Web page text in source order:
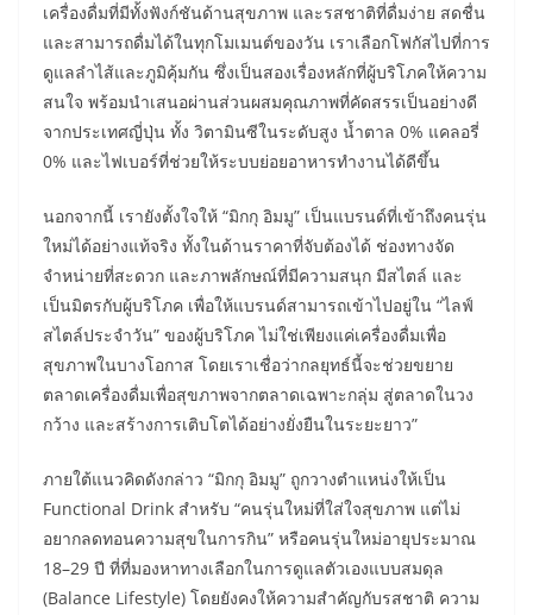
เครื่องดื่มที่มีทั้งฟังก์ชันด้านสุขภาพ และรสชาติที่ดื่มง่าย สดชื่น
และสามารถดื่มได้ในทุกโมเมนต์ของวัน เราเลือกโฟกัสไปที่การ
ดูแลลำไส้และภูมิคุ้มกัน ซึ่งเป็นสองเรื่องหลักที่ผู้บริโภคให้ความ
สนใจ พร้อมนำเสนอผ่านส่วนผสมคุณภาพที่คัดสรรเป็นอย่างดี
จากประเทศญี่ปุ่น ทั้ง วิตามินซีในระดับสูง น้ำตาล 0% แคลอรี่
0% และไฟเบอร์ที่ช่วยให้ระบบย่อยอาหารทำงานได้ดีขึ้น
นอกจากนี้ เรายังตั้งใจให้ “มิกกุ อิมมู” เป็นแบรนด์ที่เข้าถึงคนรุ่น
ใหม่ได้อย่างแท้จริง ทั้งในด้านราคาที่จับต้องได้ ช่องทางจัด
จำหน่ายที่สะดวก และภาพลักษณ์ที่มีความสนุก มีสไตล์ และ
เป็นมิตรกับผู้บริโภค เพื่อให้แบรนด์สามารถเข้าไปอยู่ใน “ไลฟ์
สไตล์ประจำวัน” ของผู้บริโภค ไม่ใช่เพียงแค่เครื่องดื่มเพื่อ
สุขภาพในบางโอกาส โดยเราเชื่อว่ากลยุทธ์นี้จะช่วยขยาย
ตลาดเครื่องดื่มเพื่อสุขภาพจากตลาดเฉพาะกลุ่ม สู่ตลาดในวง
กว้าง และสร้างการเติบโตได้อย่างยั่งยืนในระยะยาว”
ภายใต้แนวคิดดังกล่าว “มิกกุ อิมมู” ถูกวางตำแหน่งให้เป็น
Functional Drink สำหรับ “คนรุ่นใหม่ที่ใส่ใจสุขภาพ แต่ไม่
อยากลดทอนความสุขในการกิน” หรือคนรุ่นใหม่อายุประมาณ
18–29 ปี ที่ที่มองหาทางเลือกในการดูแลตัวเองแบบสมดุล
(Balance Lifestyle) โดยยังคงให้ความสำคัญกับรสชาติ ความ